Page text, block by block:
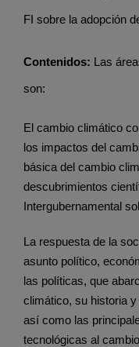
FI sobre la adopción
Contenidos: Las
son:
El cambio climático
los impactos del
básica del cambio
descubrimientos
Intergubernamental
La respuesta de la
asunto político,
las políticas, que
climático, su historia
así como las
tecnológicas al